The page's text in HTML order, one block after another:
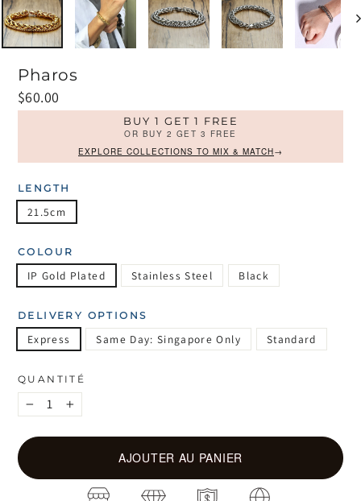
Pharos
Prix
régulier
$60.00
BUY 1 GET 1 FREE
OR BUY 2 GET 3 FREE
EXPLORE COLLECTIONS TO MIX & MATCH→
LENGTH
21.5cm
COLOUR
IP Gold Plated Stainless Steel Black
DELIVERY OPTIONS
Express Same Day: Singapore Only Standard
QUANTITÉ
− +
AJOUTER AU PANIER